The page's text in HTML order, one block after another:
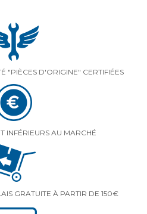
"PIÈCES D'ORIGINE" CERTIFIÉES
INFÉRIEURS AU MARCHÉ
GRATUITE À PARTIR DE 150€